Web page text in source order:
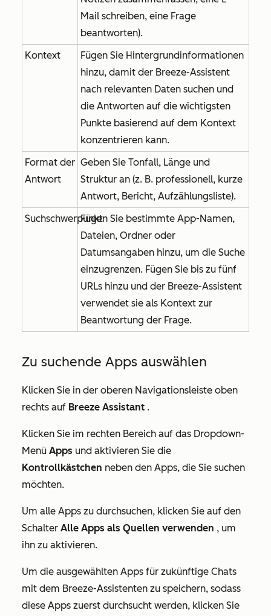
Mail schreiben, eine Frage
beantworten).
Kontext
Fügen Sie Hintergrundinformationen
hinzu, damit der Breeze-Assistent
nach relevanten Daten suchen und
die Antworten auf die wichtigsten
Punkte basierend auf dem Kontext
konzentrieren kann.
Format der
Antwort
Geben Sie Tonfall, Länge und
Struktur an (z. B. professionell, kurze
Antwort, Bericht, Aufzählungsliste).
SuchschwerpunktFügen Sie bestimmte App-Namen,
Dateien, Ordner oder
Datumsangaben hinzu, um die Suche
einzugrenzen. Fügen Sie bis zu fünf
URLs hinzu und der Breeze-Assistent
verwendet sie als Kontext zur
Beantwortung der Frage.
Zu suchende Apps auswählen
Klicken Sie in der oberen Navigationsleiste oben
rechts auf Breeze Assistant .
Klicken Sie im rechten Bereich auf das Dropdown-
Menü Apps und aktivieren Sie die
Kontrollkästchen neben den Apps, die Sie suchen
möchten.
Um alle Apps zu durchsuchen, klicken Sie auf den
Schalter Alle Apps als Quellen verwenden , um
ihn zu aktivieren.
Um die ausgewählten Apps für zukünftige Chats
mit dem Breeze-Assistenten zu speichern, sodass
diese Apps zuerst durchsucht werden, klicken Sie